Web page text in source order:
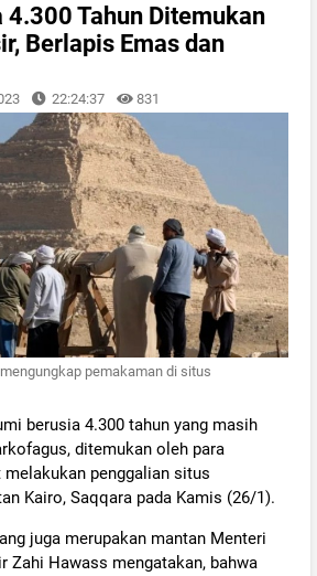
4.300 Tahun Ditemukan
Berlapis Emas dan
22:24:37 831
pemakaman di situs
berusia 4.300 tahun yang masih
ditemukan oleh para
penggalian situs
Kairo, Saqqara pada Kamis (26/1).
juga merupakan mantan Menteri
Zahi Hawass mengatakan, bahwa